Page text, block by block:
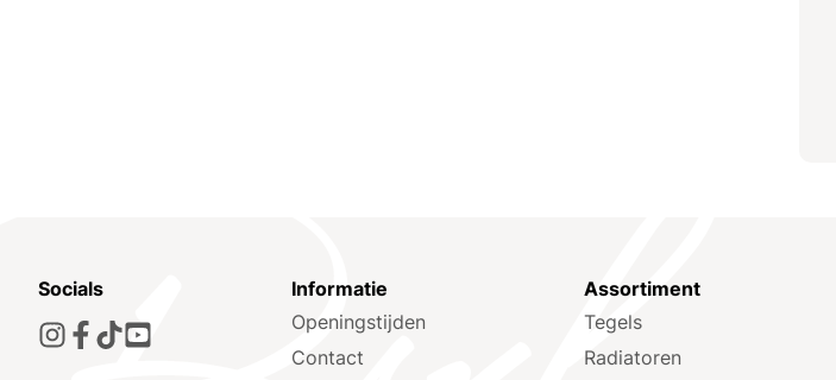
Socials
Informatie
Openingstijden
Contact
Assortiment
Tegels
Radiatoren